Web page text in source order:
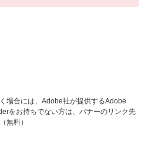
場合には、Adobe社が提供するAdobe
をお持ちでない方は、バナーのリンク先
無料）